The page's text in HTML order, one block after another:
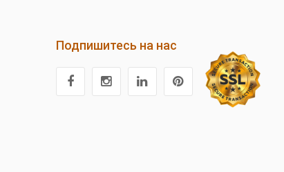
Подпишитесь на нас